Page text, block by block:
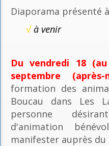
Diaporama présenté
√à venir
Du vendredi 18
septembre (après-
formation des
Boucau dans Les
personne
d'animation
manifester auprès du